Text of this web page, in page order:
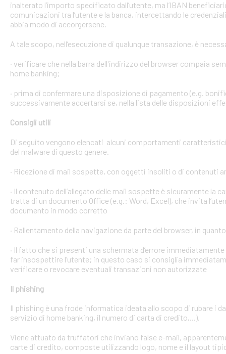
inalterato l’importo specificato dall’utente, ma l’IBAN
comunicazioni tra l’utente e la banca, intercettando le
abbia modo di accorgersene.
A tale scopo, nell’esecuzione di qualunque transazione, è
· verificare che nella barra dell'indirizzo del browser compaia
home banking;
· prima di confermare una disposizione di pagamento (e.g.
successivamente accertarsi se, nella lista delle disposizioni
Consigli utili
Di seguito vengono elencati alcuni comportamenti
del malware di questo genere.
· Ricezione di mail sospette, con oggetti insoliti o di contenuti
· Il contenuto dell’allegato delle mail sospette è sicuramente
tratta di un documento Office (e.g.: Word, Excel), che invita
documento in modo corretto
· Rallentamento della navigazione da parte del browser, in
· Il fatto che si presenti una schermata d’errore
far insospettire l’utente; in questo caso si consiglia
verificare o revocare eventuali transazioni non autorizzate
Il phishing
Il phishing è una frode informatica ideata allo scopo di rubare i
servizio di home banking, il numero di carta di credito,...).
Viene attuato da truffatori che inviano false e-mail,
carte di credito, composte utilizzando logo, nome e il layout